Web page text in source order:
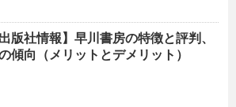
出版社情報】早川書房の特徴と評判、
傾向（メリットとデメリット）